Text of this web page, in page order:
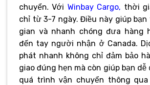
chuyển. Với Winbay Cargo, thời
chỉ từ 3-7 ngày. Điều này giúp
gian và nhanh chóng đưa hàng
đến tay người nhận ở Canada.
phát nhanh không chỉ đảm bảo
giao đúng hẹn mà còn giúp bạn dễ
quá trình vận chuyển thông